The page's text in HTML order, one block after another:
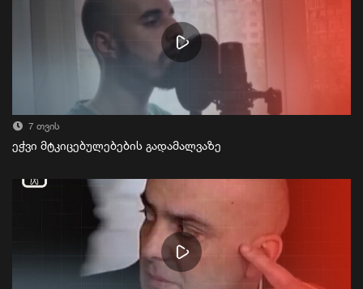
7 თვის
ეჭვი მტკიცებულებების გადამალვაზე